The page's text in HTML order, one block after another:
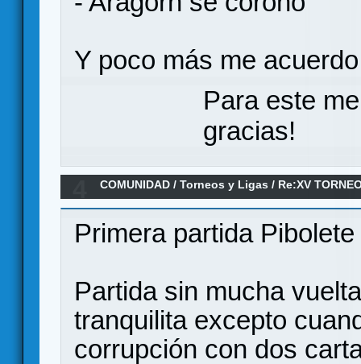
Y poco más me acuerdo
Para este
gracias!
COMUNIDAD /Torneos y Ligas / Re:XV
Primera partida
Partida sin mucha
tranquilita excepto
corrupción con dos